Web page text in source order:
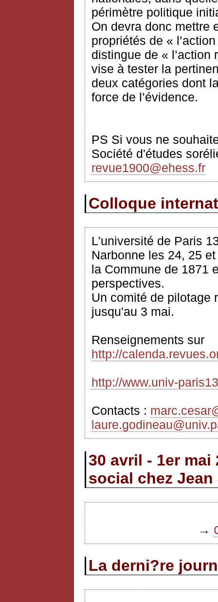
périmètre politique
On devra donc mettre
propriétés de «
distingue de «
vise à tester la
deux catégories dont
force de l’évidence.
PS Si vous ne
Société d'études
revue1900@ehess.fr
Colloque
L'université de Paris
Narbonne les 24, 25
la Commune de 1871
perspectives.
Un comité de pilotage
jusqu'au 3 mai.
Renseignements sur
http://
http://www.univ-
Contacts :
30 avril - 1er
social chez Jean
→
La derni?re